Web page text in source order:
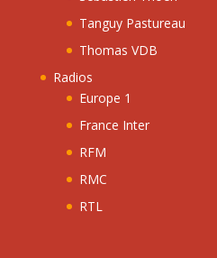
Tanguy Pastureau
Thomas VDB
Radios
Europe 1
France Inter
RFM
RMC
RTL